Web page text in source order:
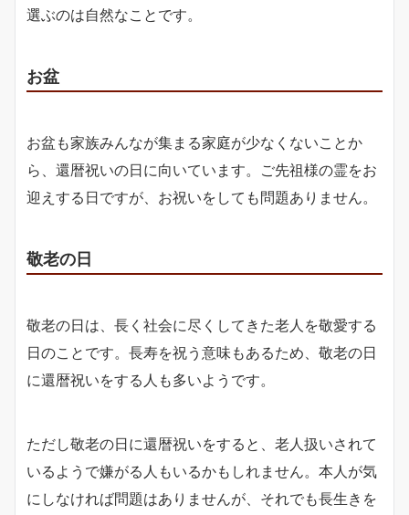
選ぶのは自然なことです。
お盆
お盆も家族みんなが集まる家庭が少なくないことか
ら、還暦祝いの日に向いています。ご先祖様の霊をお
迎えする日ですが、お祝いをしても問題ありません。
敬老の日
敬老の日は、長く社会に尽くしてきた老人を敬愛する
日のことです。長寿を祝う意味もあるため、敬老の日
に還暦祝いをする人も多いようです。
ただし敬老の日に還暦祝いをすると、老人扱いされて
いるようで嫌がる人もいるかもしれません。本人が気
にしなければ問題はありませんが、それでも長生きを